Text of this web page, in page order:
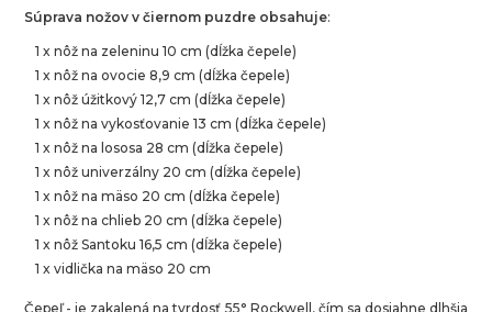
Súprava nožov v čiernom puzdre obsahuje:
1 x nôž na zeleninu 10 cm (dĺžka čepele)
1 x nôž na ovocie 8,9 cm (dĺžka čepele)
1 x nôž úžitkový 12,7 cm (dĺžka čepele)
1 x nôž na vykosťovanie 13 cm (dĺžka čepele)
1 x nôž na lososa 28 cm (dĺžka čepele)
1 x nôž univerzálny 20 cm (dĺžka čepele)
1 x nôž na mäso 20 cm (dĺžka čepele)
1 x nôž na chlieb 20 cm (dĺžka čepele)
1 x nôž Santoku 16,5 cm (dĺžka čepele)
1 x vidlička na mäso 20 cm
Čepeľ - je zakalená na tvrdosť 55° Rockwell, čím sa dosiahne dlhšia